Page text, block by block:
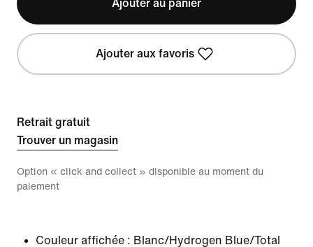
Ajouter au panier
Ajouter aux favoris
Retrait gratuit
Trouver un magasin
Option « click and collect » disponible au moment du
paiement
Couleur affichée : Blanc/Hydrogen Blue/Total